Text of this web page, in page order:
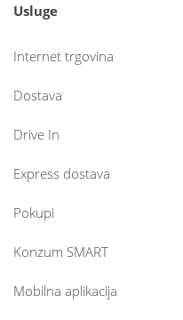
Usluge
Internet trgovina
Dostava
Drive In
Express dostava
Pokupi
Konzum SMART
Mobilna aplikacija